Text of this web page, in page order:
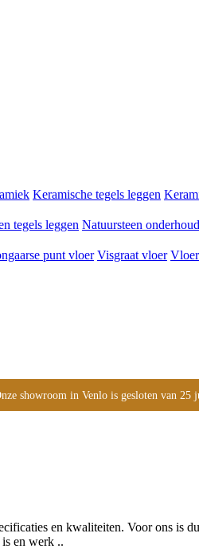
Keramische tegels leggen
tegels leggen Natuursteen onderhoud
punt vloer Visgraat vloer
showroom in Venlo is gesloten van 25
en kwaliteiten. Voor ons is
en werk ..